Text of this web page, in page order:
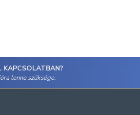
KAPCSOLATBAN?
lenne szüksége.